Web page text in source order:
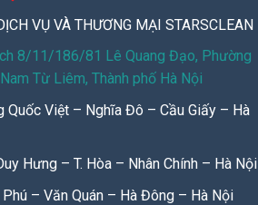
VỤ VÀ THƯƠNG MẠI STARSCLEAN
8/11/186/81 Lê Quang Đạo, Phường
Từ Liêm, Thành phố Hà Nội
Quốc Việt – Nghĩa Đô – Cầu Giấy – Hà
Hưng – T. Hòa – Nhân Chính – Hà Nội
Phú – Văn Quán – Hà Đông – Hà Nội